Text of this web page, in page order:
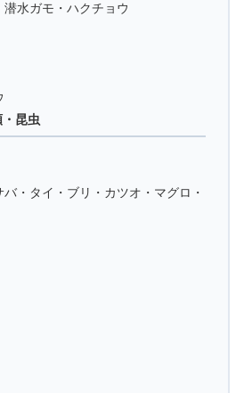
潜水ガモ・ハクチョウ
昆虫
バ・タイ・ブリ・カツオ・マグロ・